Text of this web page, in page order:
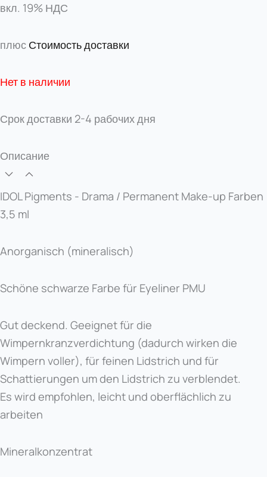
вкл. 19% НДС
плюс Стоимость доставки
Нет в наличии
Срок доставки 2-4 рабочих дня
Описание
IDOL Pigments - Drama / Permanent Make-up Farben
3,5 ml
Anorganisch (mineralisch)
Schöne schwarze Farbe für Eyeliner PMU
Gut deckend. Geeignet für die
Wimpernkranzverdichtung (dadurch wirken die
Wimpern voller), für feinen Lidstrich und für
Schattierungen um den Lidstrich zu verblendet.
Es wird empfohlen, leicht und oberflächlich zu
arbeiten
Mineralkonzentrat